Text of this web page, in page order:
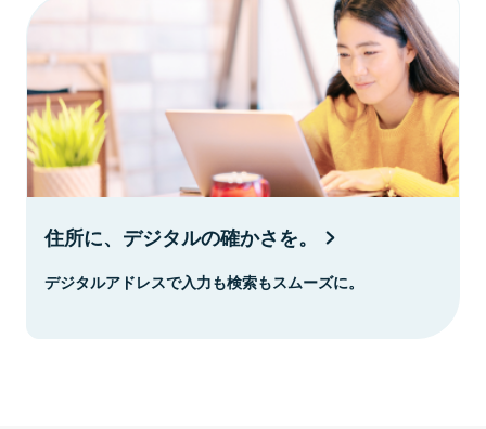
住所に、デジタルの確かさを。
デジタルアドレスで入力も検索もスムーズに。